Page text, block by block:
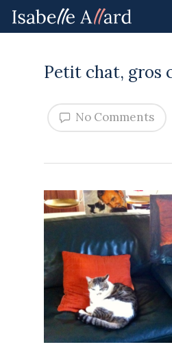
Petit chat, gros
No Comments